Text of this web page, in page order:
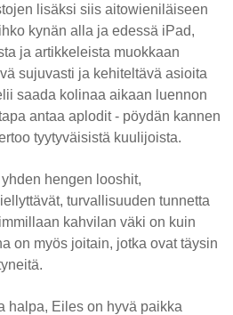
lisäksi siis aitowieniläiseen
kynän alla ja edessä iPad,
ja artikkeleista muokkaan
sujuvasti ja kehiteltävä asioita
saada kolinaa aikaan luennon
antaa aplodit - pöydän kannen
tyytyväisistä kuulijoista.
hengen looshit,
turvallisuuden tunnetta
kahvilan väki on kuin
on myös joitain, jotka ovat täysin
halpa, Eiles on hyvä paikka